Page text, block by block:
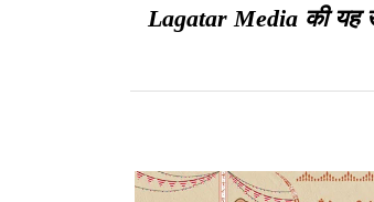
Lagatar Media की यह